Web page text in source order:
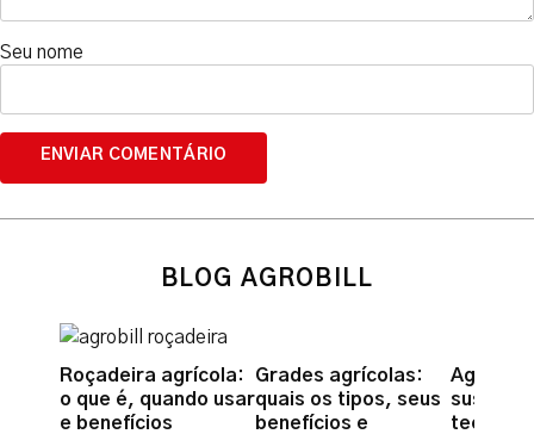
Seu nome
BLOG AGROBILL
Roçadeira agrícola:
o que é, quando usar
e benefícios
Grades agrícolas:
quais os tipos, seus
benefícios e